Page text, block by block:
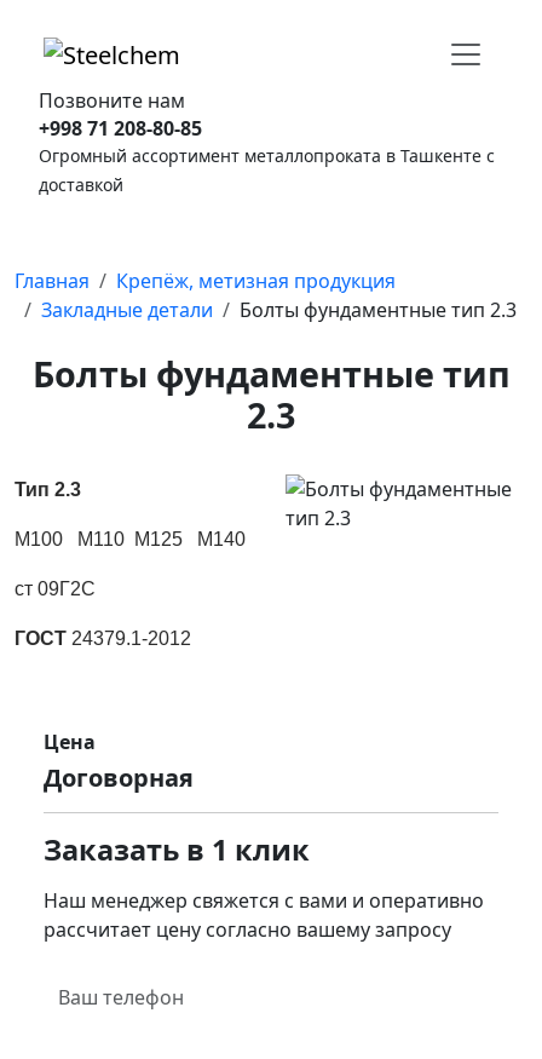
Позвоните нам
+998 71 208-80-85
Огромный ассортимент металлопроката в Ташкенте с
доставкой
Главная
Крепёж, метизная продукция
Закладные детали
Болты фундаментные тип 2.3
Болты фундаментные тип
2.3
Тип 2.3
М100 М110 М125 М140
ст 09Г2С
ГОСТ 24379.1-2012
Цена
Договорная
Заказать в 1 клик
Наш менеджер свяжется с вами и оперативно
рассчитает цену согласно вашему запросу